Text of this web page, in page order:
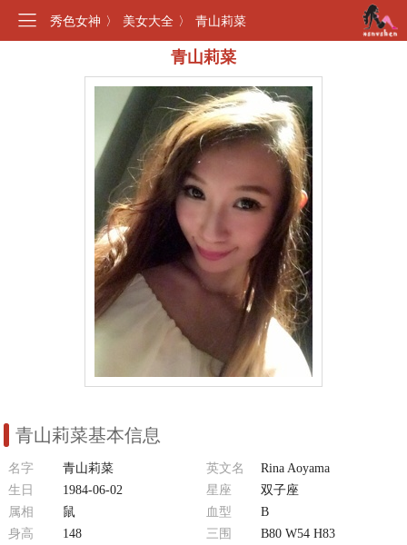
秀色女神 〉 美女大全 〉 青山莉菜
青山莉菜
青山莉菜基本信息
名字 青山莉菜 英文名
Rina Aoyama
生日
1984-06-02 星座
双子座
属相
鼠 血型
B
身高
148 三围
B80 W54 H83